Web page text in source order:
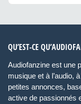
QU’EST-CE
Audiofanzine est une
musique et à l’audio,
petites annonces,
active de passionnés